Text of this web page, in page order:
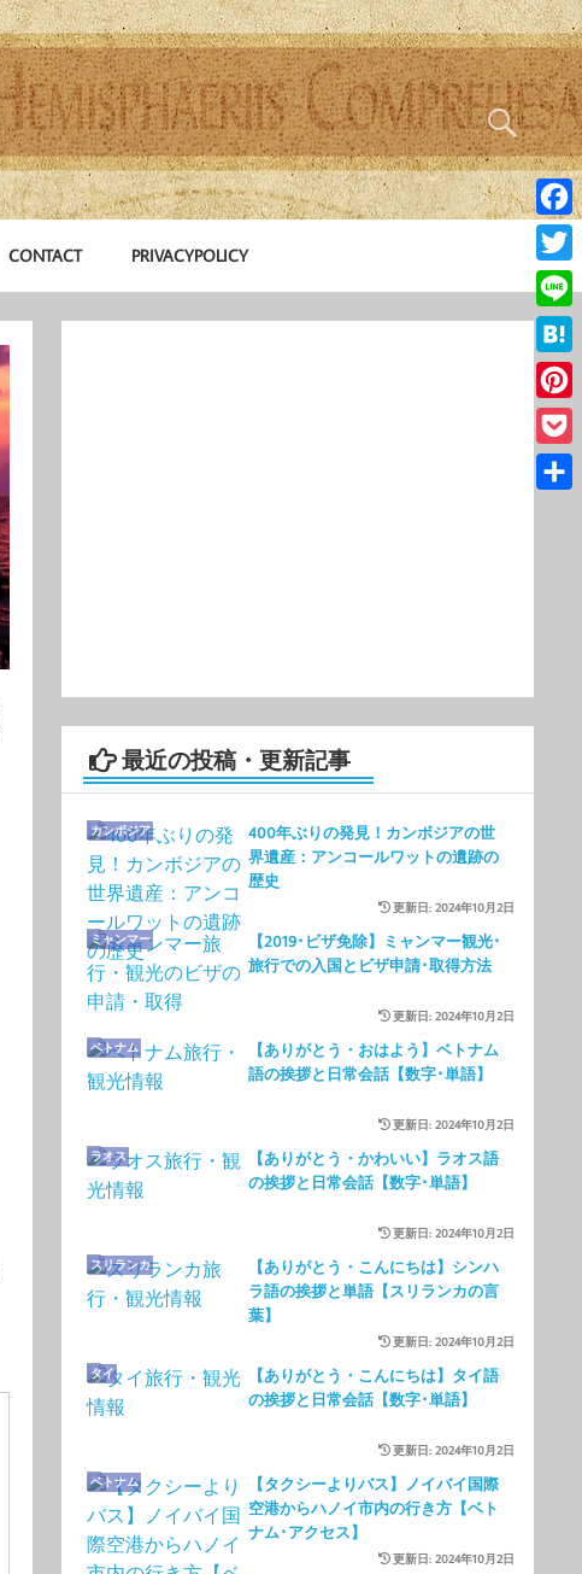
CONTACT PRIVACYPOLICY
最近の投稿・更新記事
400年ぶりの発見！カンボジアの世
界遺産：アンコールワットの遺跡の
歴史
カンボジア
更新日: 2024年10月2日
【2019･ビザ免除】ミャンマー観光･
旅行での入国とビザ申請･取得方法
ミャンマー
更新日: 2024年10月2日
【ありがとう・おはよう】ベトナム
語の挨拶と日常会話【数字･単語】
ベトナム
更新日: 2024年10月2日
【ありがとう・かわいい】ラオス語
の挨拶と日常会話【数字･単語】
ラオス
更新日: 2024年10月2日
【ありがとう・こんにちは】シンハ
ラ語の挨拶と単語【スリランカの言
葉】
スリランカ
更新日: 2024年10月2日
【ありがとう・こんにちは】タイ語
の挨拶と日常会話【数字･単語】
タイ
更新日: 2024年10月2日
【タクシーよりバス】ノイバイ国際
空港からハノイ市内の行き方【ベト
ナム･アクセス】
ベトナム
更新日: 2024年10月2日
Line